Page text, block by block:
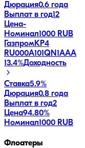
Дюрация0.6 года
Выплат в год12
Цена-
Номинал1000 RUB
ГазпромКP4
RU000A101QN1AAA
13.4%Доходность
Ставка5.9%
Дюрация0.8 года
Выплат в год2
Цена94.80%
Номинал1000 RUB
Флоатеры